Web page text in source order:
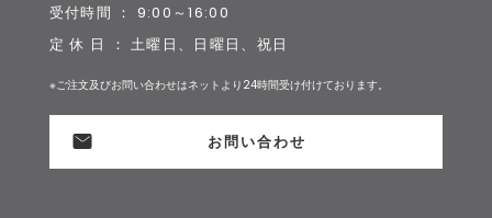
受付時間 ： 9:00～16:00
定 休 日 ： 土曜日、日曜日、祝日
※ご注文及びお問い合わせはネットより24時間受け付けております。
お問い合わせ